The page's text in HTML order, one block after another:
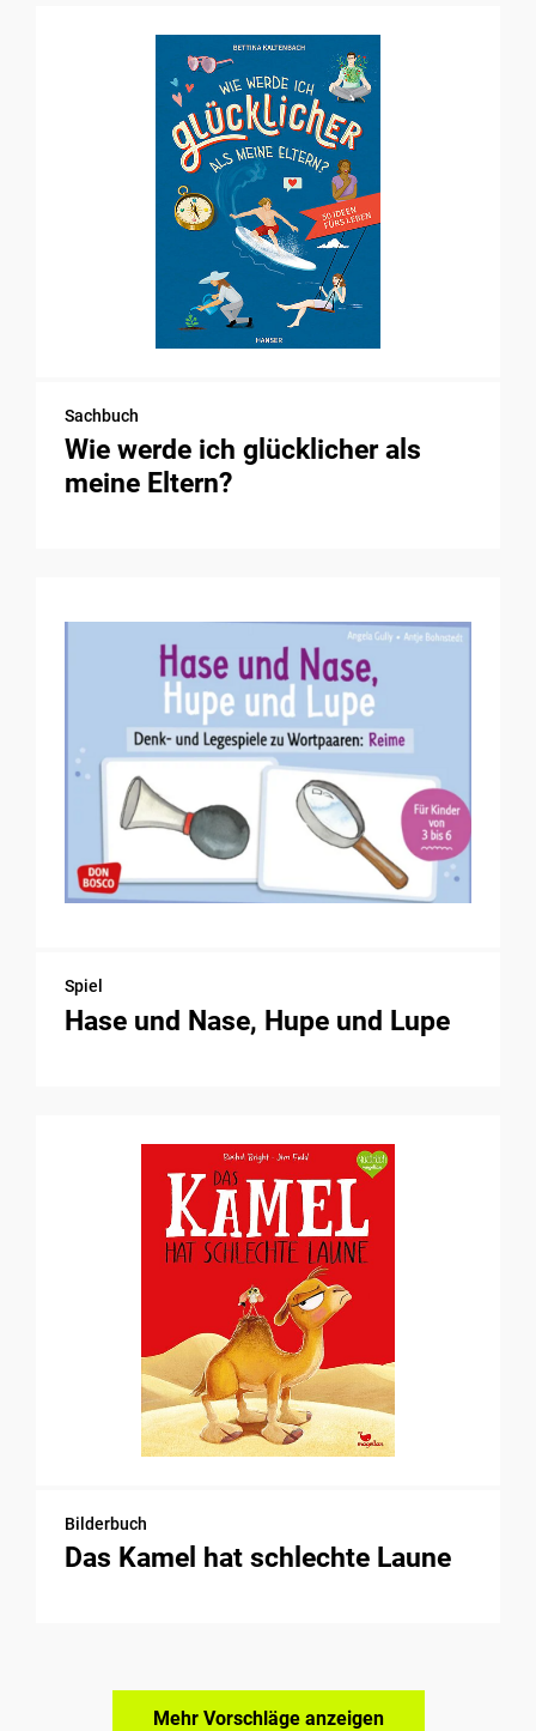
Sachbuch
Wie werde ich glücklicher als
meine Eltern?
Spiel
Hase und Nase, Hupe und Lupe
Bilderbuch
Das Kamel hat schlechte Laune
Mehr Vorschläge anzeigen